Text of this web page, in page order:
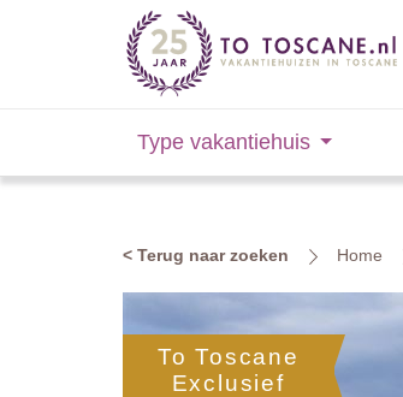
Type vakantiehuis
< Terug naar zoeken Home
To Toscane
Exclusief